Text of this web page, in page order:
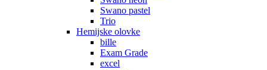
Swano pastel
Trio
Hemijske olovke
bille
Exam Grade
excel